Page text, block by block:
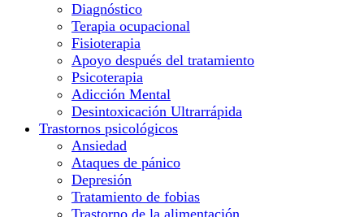
Diagnóstico
Terapia ocupacional
Fisioterapia
Apoyo después del tratamiento
Psicoterapia
Adicción Mental
Desintoxicación Ultrarrápida
Trastornos psicológicos
Ansiedad
Ataques de pánico
Depresión
Tratamiento de fobias
Trastorno de la alimentación